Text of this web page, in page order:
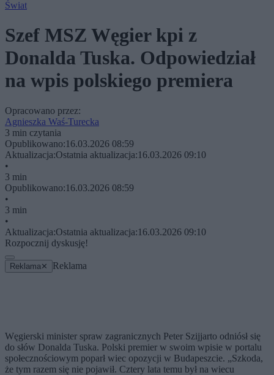
Świat
Szef MSZ Węgier kpi z
Donalda Tuska. Odpowiedział
na wpis polskiego premiera
Opracowano przez:
Agnieszka Waś-Turecka
3 min czytania
Opublikowano:16.03.2026 08:59
Aktualizacja:Ostatnia aktualizacja:16.03.2026 09:10
•
3 min
Opublikowano:16.03.2026 08:59
•
3 min
•
Aktualizacja:Ostatnia aktualizacja:16.03.2026 09:10
Rozpocznij dyskusję!
Reklama ✕ Reklama
Węgierski minister spraw zagranicznych Peter Szijjarto odniósł się
do słów Donalda Tuska. Polski premier w swoim wpisie w portalu
społecznościowym poparł wiec opozycji w Budapeszcie. „Szkoda,
że tym razem się nie pojawił. Cztery lata temu był na wiecu